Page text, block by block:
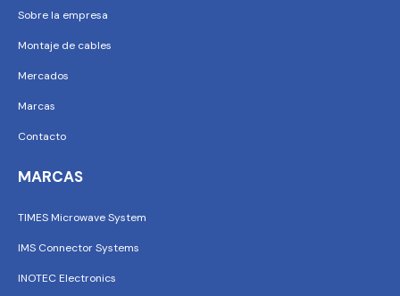
Sobre la empresa
Montaje de cables
Mercados
Marcas
Contacto
MARCAS
TIMES Microwave System
IMS Connector Systems
INOTEC Electronics